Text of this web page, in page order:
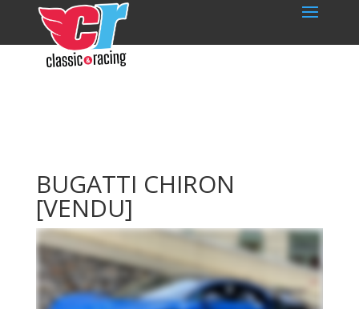
BUGATTI CHIRON
[VENDU]